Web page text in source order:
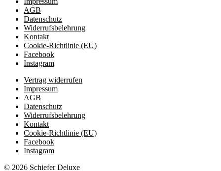
AGB
Datenschutz
Widerrufsbelehrung
Kontakt
Cookie-Richtlinie (EU)
Facebook
Instagram
Vertrag widerrufen
Impressum
AGB
Datenschutz
Widerrufsbelehrung
Kontakt
Cookie-Richtlinie (EU)
Facebook
Instagram
© 2026 Schiefer Deluxe